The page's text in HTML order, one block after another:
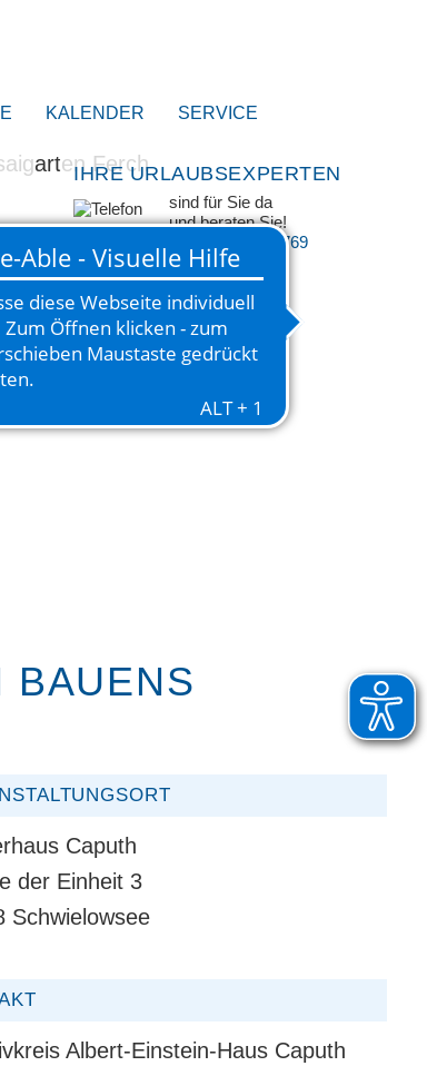
KALENDER SERVICE
IHRE URLAUBSEXPERTEN
sind für Sie da
und beraten Sie!
+49 33209 769 769
BAUENS
Caputh
der Einheit 3
Schwielowsee
Albert-Einstein-Haus Caputh